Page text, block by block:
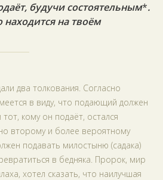
будучи состоятельным*.
находится на твоём
два толкования. Согласно
в виду, что подающий должен
кому он подаёт, остался
второму и более вероятному
подавать милостыню (садака)
в бедняка. Пророк, мир
хотел сказать, что наилучшая